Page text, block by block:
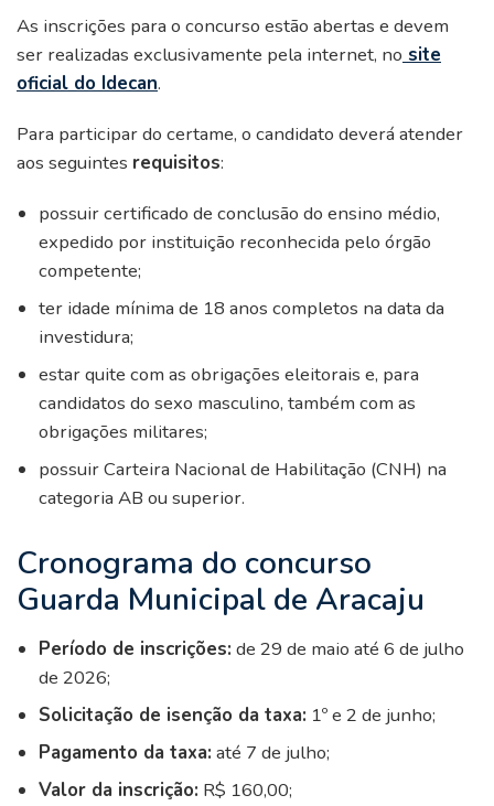
As inscrições para o concurso estão abertas e devem
ser realizadas exclusivamente pela internet, no site
oficial do Idecan.
Para participar do certame, o candidato deverá atender
aos seguintes requisitos:
possuir certificado de conclusão do ensino médio,
expedido por instituição reconhecida pelo órgão
competente;
ter idade mínima de 18 anos completos na data da
investidura;
estar quite com as obrigações eleitorais e, para
candidatos do sexo masculino, também com as
obrigações militares;
possuir Carteira Nacional de Habilitação (CNH) na
categoria AB ou superior.
Cronograma do concurso
Guarda Municipal de Aracaju
Período de inscrições: de 29 de maio até 6 de julho
de 2026;
Solicitação de isenção da taxa: 1º e 2 de junho;
Pagamento da taxa: até 7 de julho;
Valor da inscrição: R$ 160,00;